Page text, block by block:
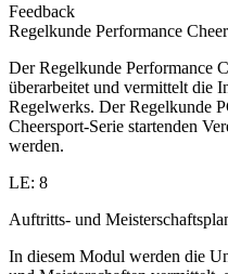
Feedback
Regelkunde Performance Cheer
Der Regelkunde Performance
überarbeitet und vermittelt die
Regelwerks. Der Regelkunde
Cheersport-Serie startenden
werden.
LE: 8
Auftritts- und
In diesem Modul werden die